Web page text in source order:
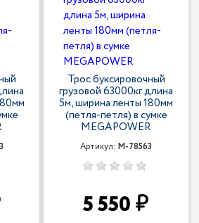
Трос буксировочный
грузовой 63000кг длина
5м, ширина ленты 180мм
(петля-петля) в сумке
MEGAPOWER
Артикул: M-78563
5 550